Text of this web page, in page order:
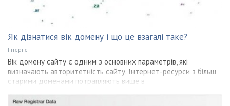
Як дізнатися вік домену і що це взагалі таке?
Інтернет
Вік домену сайту є одним з основних параметрів, які
визначають авторитетність сайту. Інтернет-ресурси з більш
старими доменами потрапляють вище в